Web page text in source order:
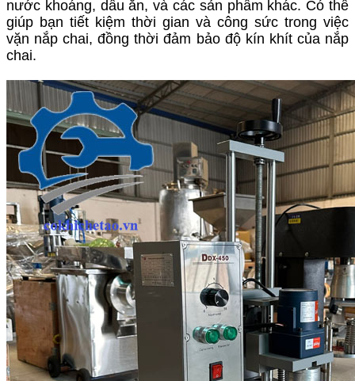
nước khoáng, dầu ăn, và các sản phẩm khác. Có thể
giúp bạn tiết kiệm thời gian và công sức trong việc
vặn nắp chai, đồng thời đảm bảo độ kín khít của nắp
chai.